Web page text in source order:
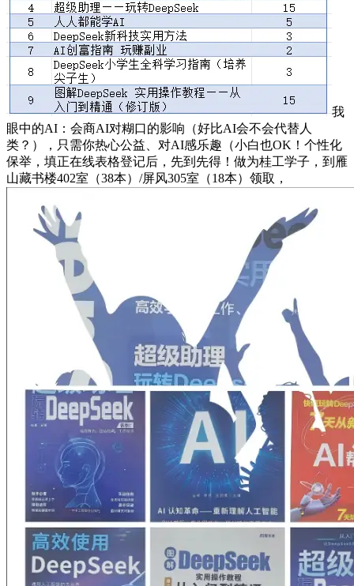
我
眼中的AI：会商AI对糊口的影响（好比AI会不会代替人
类？），只需你热心公益、对AI感乐趣（小白也OK！个性化
保举，填正在线表格登记后，先到先得！做为桂工学子，到雁
山藏书楼402室（38本）/屏风305室（18本）领取，